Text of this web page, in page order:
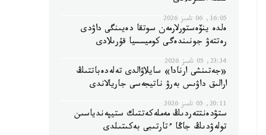
16:05, 06 تامىز 2026
ەلدە ينۆەستورلارمەن سوتقا دەيىنگى داۋدى
رەتتەۋ جونىندەگى كوميسسيا قۇرىلادى
23:34, 05 تامىز 2026
«جەتىنشى ارنادا» سايلاۋالدى تەلەدەباتتىڭ
ارالىق داۋىس بەرۋ ناتيجەسى جاريالاندى
20:11, 05 تامىز 2026
ستۋدەنتتەردىڭ مەملەكەتتىك ستيپەندياسىن
تولەۋدىڭ جاڭا ءتارتىبى بەكىتىلدى